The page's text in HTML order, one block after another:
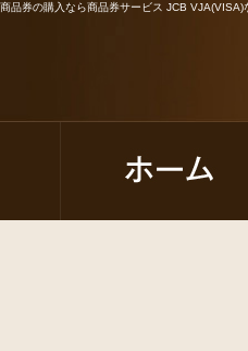
商品券の購入なら商品券サービス JCB